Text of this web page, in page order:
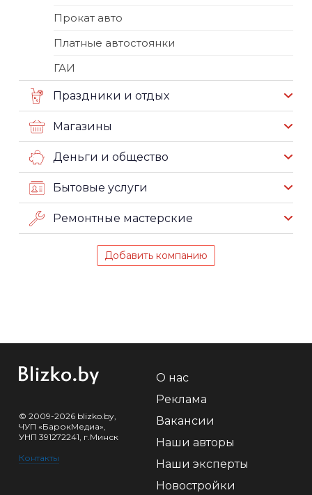
Прокат авто
Платные автостоянки
ГАИ
Праздники и отдых
Магазины
Деньги и общество
Бытовые услуги
Ремонтные мастерские
Добавить компанию
© 2009-2026 blizko.by,
ЧУП «БарокМедиа»,
УНП 391272241, г.Минск
Контакты
О нас
Реклама
Вакансии
Наши авторы
Наши эксперты
Новостройки